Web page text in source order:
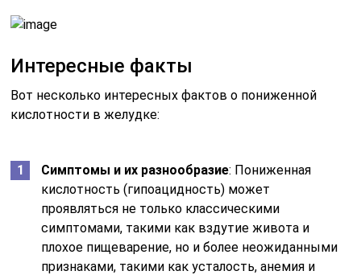
Интересные факты
Вот несколько интересных фактов о пониженной
кислотности в желудке:
Симптомы и их разнообразие: Пониженная
кислотность (гипоацидность) может
проявляться не только классическими
симптомами, такими как вздутие живота и
плохое пищеварение, но и более неожиданными
признаками, такими как усталость, анемия и